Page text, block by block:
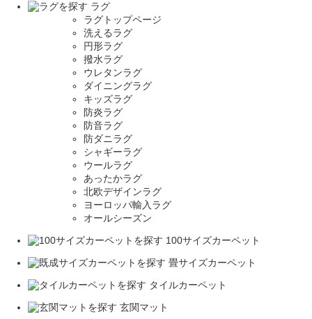
ラグ
ラグトップページ
洗えるラグ
円形ラグ
撥水ラグ
ウレタンラグ
ダイニングラグ
キッズラグ
防炎ラグ
防音ラグ
防ダニラグ
シャギーラグ
ウールラグ
あったかラグ
北欧デザインラグ
ヨーロッパ輸入ラグ
オールシーズン
100サイズカーペット
畳サイズカーペット
タイルカーペット
玄関マット